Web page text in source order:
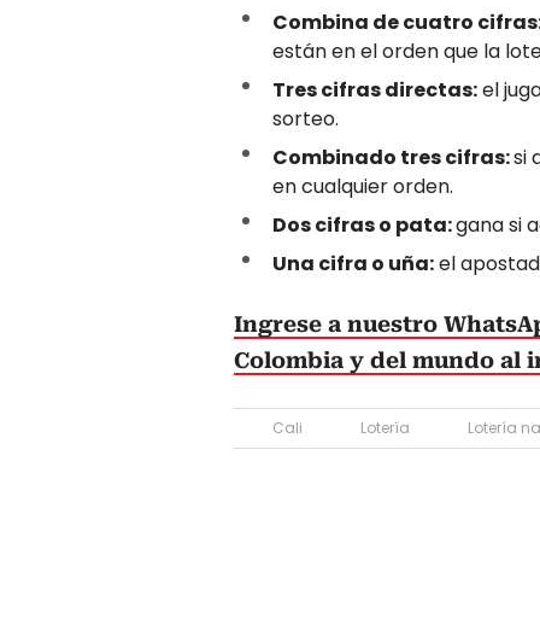
Combina de cuatro
están en el orden que la
Tres cifras directas:el
sorteo.
Combinado tres cifras:si
en cualquier orden.
Dos cifras o pata:gana si
Una cifra o uña:el
Ingrese a nuestro
Colombia y del mundo al
Cali Lotería Lotería